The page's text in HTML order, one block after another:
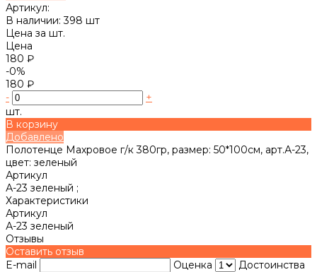
Артикул:
В наличии: 398 шт
Цена за шт.
Цена
180 ₽
-0%
180 ₽
-
+
шт.
В корзину
Добавлено
Полотенце Махровое г/к 380гр, размер: 50*100см, арт.А-23,
цвет: зеленый
Артикул
А-23 зеленый ;
Характеристики
Артикул
А-23 зеленый
Отзывы
Оставить отзыв
E-mail
Оценка Достоинства